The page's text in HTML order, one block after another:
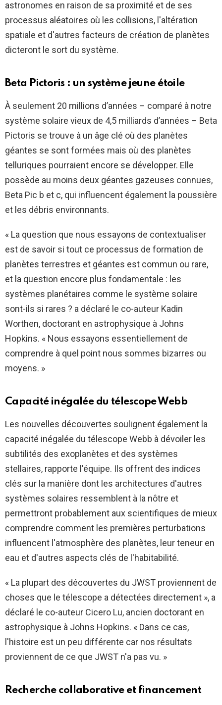
astronomes en raison de sa proximité et de ses
processus aléatoires où les collisions, l'altération
spatiale et d'autres facteurs de création de planètes
dicteront le sort du système.
Beta Pictoris : un système jeune étoile
À seulement 20 millions d’années – comparé à notre
système solaire vieux de 4,5 milliards d’années – Beta
Pictoris se trouve à un âge clé où des planètes
géantes se sont formées mais où des planètes
telluriques pourraient encore se développer. Elle
possède au moins deux géantes gazeuses connues,
Beta Pic b et c, qui influencent également la poussière
et les débris environnants.
« La question que nous essayons de contextualiser
est de savoir si tout ce processus de formation de
planètes terrestres et géantes est commun ou rare,
et la question encore plus fondamentale : les
systèmes planétaires comme le système solaire
sont-ils si rares ? a déclaré le co-auteur Kadin
Worthen, doctorant en astrophysique à Johns
Hopkins. « Nous essayons essentiellement de
comprendre à quel point nous sommes bizarres ou
moyens. »
Capacité inégalée du télescope Webb
Les nouvelles découvertes soulignent également la
capacité inégalée du télescope Webb à dévoiler les
subtilités des exoplanètes et des systèmes
stellaires, rapporte l'équipe. Ils offrent des indices
clés sur la manière dont les architectures d'autres
systèmes solaires ressemblent à la nôtre et
permettront probablement aux scientifiques de mieux
comprendre comment les premières perturbations
influencent l'atmosphère des planètes, leur teneur en
eau et d'autres aspects clés de l'habitabilité.
« La plupart des découvertes du JWST proviennent de
choses que le télescope a détectées directement », a
déclaré le co-auteur Cicero Lu, ancien doctorant en
astrophysique à Johns Hopkins. « Dans ce cas,
l'histoire est un peu différente car nos résultats
proviennent de ce que JWST n'a pas vu. »
Recherche collaborative et financement